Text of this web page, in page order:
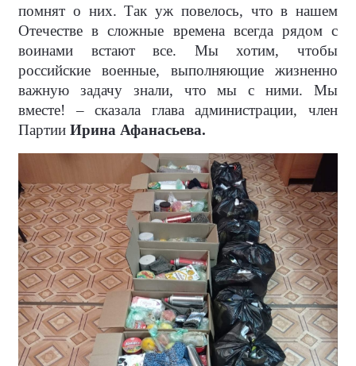
помнят о них. Так уж повелось, что в нашем
Отечестве в сложные времена всегда рядом с
воинами встают все. Мы хотим, чтобы
российские военные, выполняющие жизненно
важную задачу знали, что мы с ними. Мы
вместе! – сказала глава администрации, член
Партии Ирина Афанасьева.